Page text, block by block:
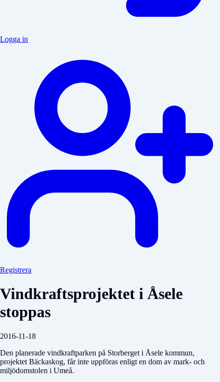
Logga in
Registrera
Vindkraftsprojektet i Åsele
stoppas
2016-11-18
Den planerade vindkraftparken på Storberget i Åsele kommun,
projektet Bäckaskog, får inte uppföras enligt en dom av mark- och
miljödomstolen i Umeå.